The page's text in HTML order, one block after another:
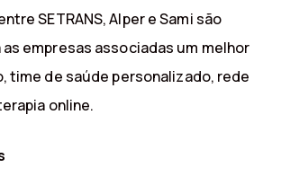
SETRANS, Alper e Sami são
empresas associadas um melhor
time de saúde personalizado, rede
online.